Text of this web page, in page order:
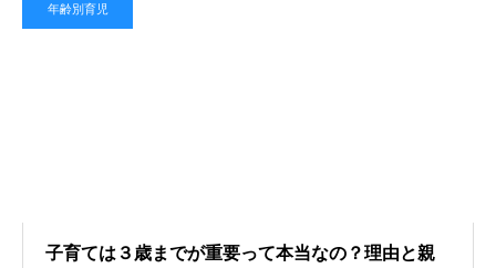
年齢別育児
子育ては３歳までが重要って本当なの？理由と親